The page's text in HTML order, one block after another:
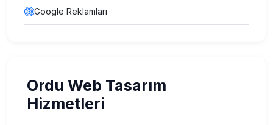
Google Reklamları
Ordu Web Tasarım
Hizmetleri